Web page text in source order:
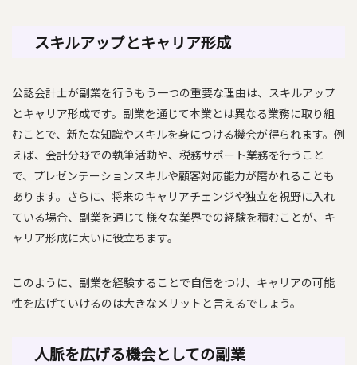
スキルアップとキャリア形成
公認会計士が副業を行うもう一つの重要な理由は、スキルアップ
とキャリア形成です。副業を通じて本業とは異なる業務に取り組
むことで、新たな知識やスキルを身につける機会が得られます。例
えば、会計分野での執筆活動や、税務サポート業務を行うこと
で、プレゼンテーションスキルや顧客対応能力が磨かれることも
あります。さらに、将来のキャリアチェンジや独立を視野に入れ
ている場合、副業を通じて様々な業界での経験を積むことが、キ
ャリア形成に大いに役立ちます。
このように、副業を経験することで自信をつけ、キャリアの可能
性を広げていけるのは大きなメリットと言えるでしょう。
人脈を広げる機会としての副業